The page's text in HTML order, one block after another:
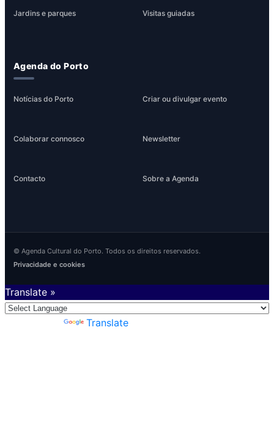
Jardins e parques Visitas guiadas
Agenda do Porto
Notícias do Porto Criar ou divulgar evento
Colaborar connosco Newsletter
Contacto Sobre a Agenda
© Agenda Cultural do Porto. Todos os direitos reservados.
Privacidade e cookies
Translate »
Translate